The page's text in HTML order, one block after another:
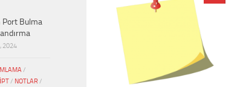
Port Bulma
2024
/
/ NOTLAR/